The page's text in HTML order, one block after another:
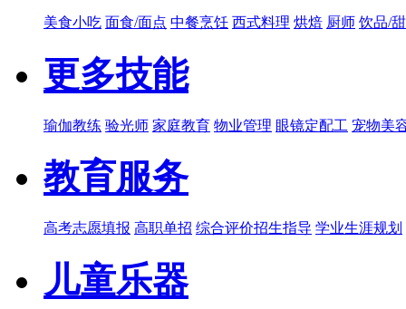
美食小吃 面食/面点 中餐烹饪 西式料理 烘焙 厨师 饮品/
更多技能
瑜伽教练 验光师 家庭教育 物业管理 眼镜定配工 宠物美
教育服务
高考志愿填报 高职单招 综合评价招生指导 学业生涯规划
儿童乐器